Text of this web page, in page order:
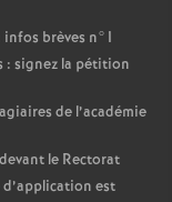
brèves n°1
: signez la pétition
de l’académie
le Rectorat
est